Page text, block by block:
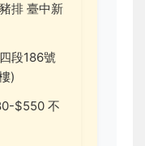
排 臺中新
段186號
)
$550 不